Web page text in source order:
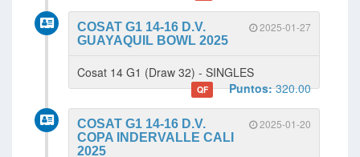
2025-01-27
COSAT G1 14-16 D.V.
GUAYAQUIL BOWL 2025
Cosat 14 G1 (Draw 32) - SINGLES
QF Puntos:320.00
2025-01-20
COSAT G1 14-16 D.V.
COPA INDERVALLE CALI
2025